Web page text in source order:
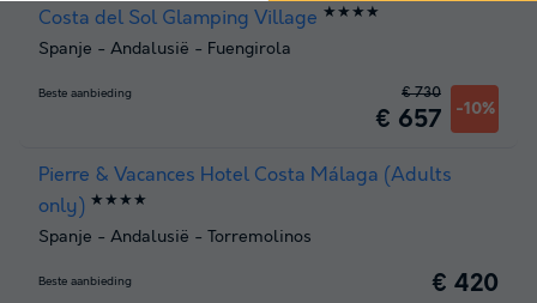
Costa del Sol Glamping Village ★★★★
Spanje - Andalusië - Fuengirola
Beste aanbieding
€ 657 -10%
€ 730
Pierre & Vacances Hotel Costa Málaga (Adults
only) ★★★★
Spanje - Andalusië - Torremolinos
Beste aanbieding € 420